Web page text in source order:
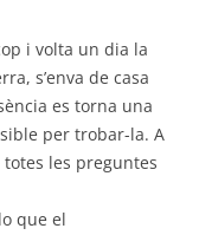
i volta un dia la
s’enva de casa
es torna una
per trobar-la. A
les preguntes
que el